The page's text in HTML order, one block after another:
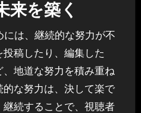
来を築く
は、継続的な努力が不
稿したり、編集した
地道な努力を積み重ね
な努力は、決して楽で
続することで、視聴者